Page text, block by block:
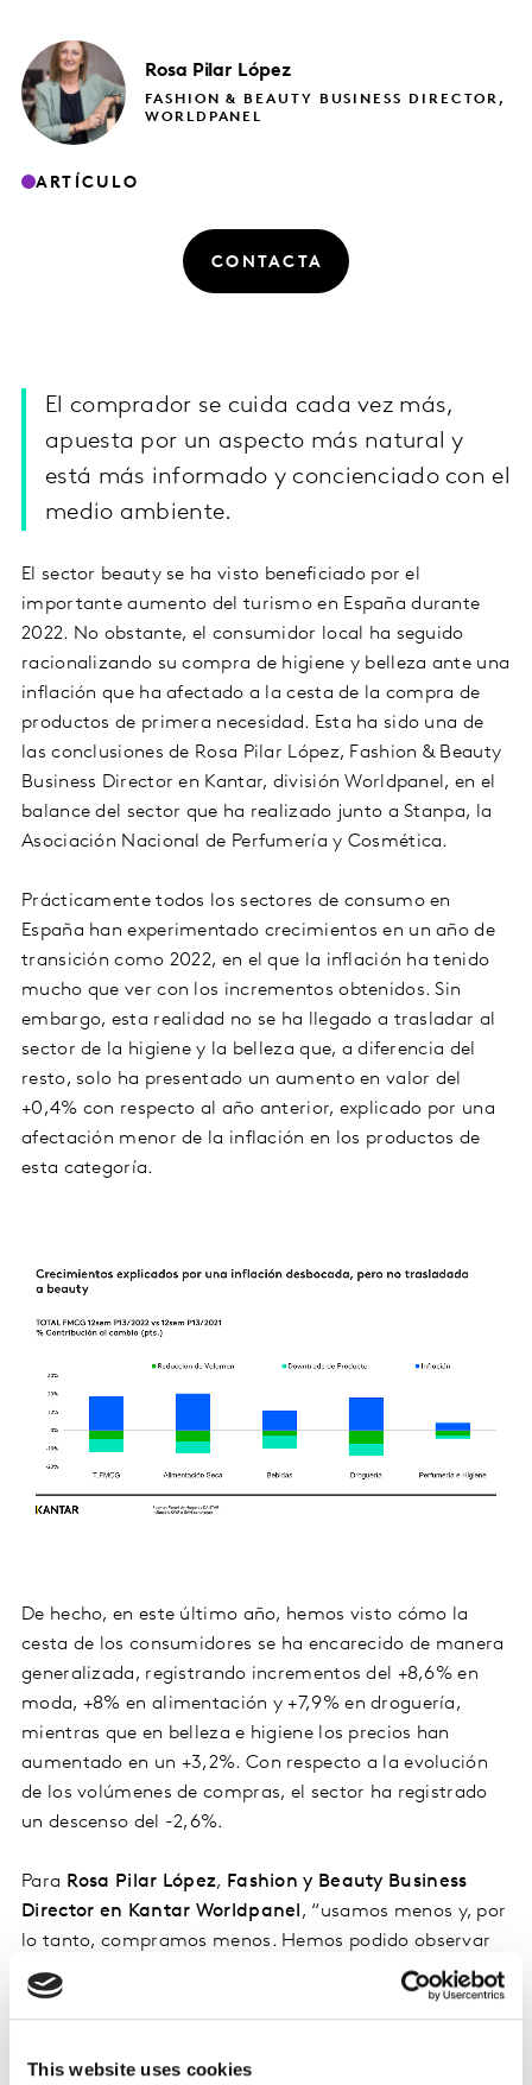
This website uses cookies
Rosa Pilar López
FASHION & BEAUTY BUSINESS DIRECTOR,
WORLDPANEL
ARTÍCULO
CONTACTA
El comprador se cuida cada vez más,
apuesta por un aspecto más natural y
está más informado y concienciado con el
medio ambiente.
El sector beauty se ha visto beneficiado por el
importante aumento del turismo en España durante
2022. No obstante, el consumidor local ha seguido
racionalizando su compra de higiene y belleza ante una
inflación que ha afectado a la cesta de la compra de
productos de primera necesidad. Esta ha sido una de
las conclusiones de Rosa Pilar López, Fashion & Beauty
Business Director en Kantar, división Worldpanel, en el
balance del sector que ha realizado junto a Stanpa, la
Asociación Nacional de Perfumería y Cosmética.
Prácticamente todos los sectores de consumo en
España han experimentado crecimientos en un año de
transición como 2022, en el que la inflación ha tenido
mucho que ver con los incrementos obtenidos. Sin
embargo, esta realidad no se ha llegado a trasladar al
sector de la higiene y la belleza que, a diferencia del
resto, solo ha presentado un aumento en valor del
+0,4% con respecto al año anterior, explicado por una
afectación menor de la inflación en los productos de
esta categoría.
De hecho, en este último año, hemos visto cómo la
cesta de los consumidores se ha encarecido de manera
generalizada, registrando incrementos del +8,6% en
moda, +8% en alimentación y +7,9% en droguería,
mientras que en belleza e higiene los precios han
aumentado en un +3,2%. Con respecto a la evolución
de los volúmenes de compras, el sector ha registrado
un descenso del -2,6%.
Para Rosa Pilar López, Fashion y Beauty Business
Director en Kantar Worldpanel , “usamos menos y, por
lo tanto, compramos menos. Hemos podido observar
que, a nivel anual, hay una pérdida constante de
ocasiones de uso en categorías de higiene”.
Pero este descenso en la demanda de productos ha